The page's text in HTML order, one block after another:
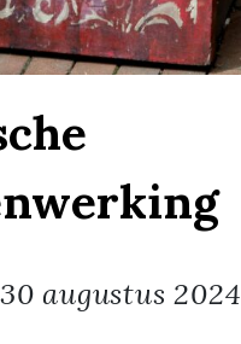
30 augustus 2024